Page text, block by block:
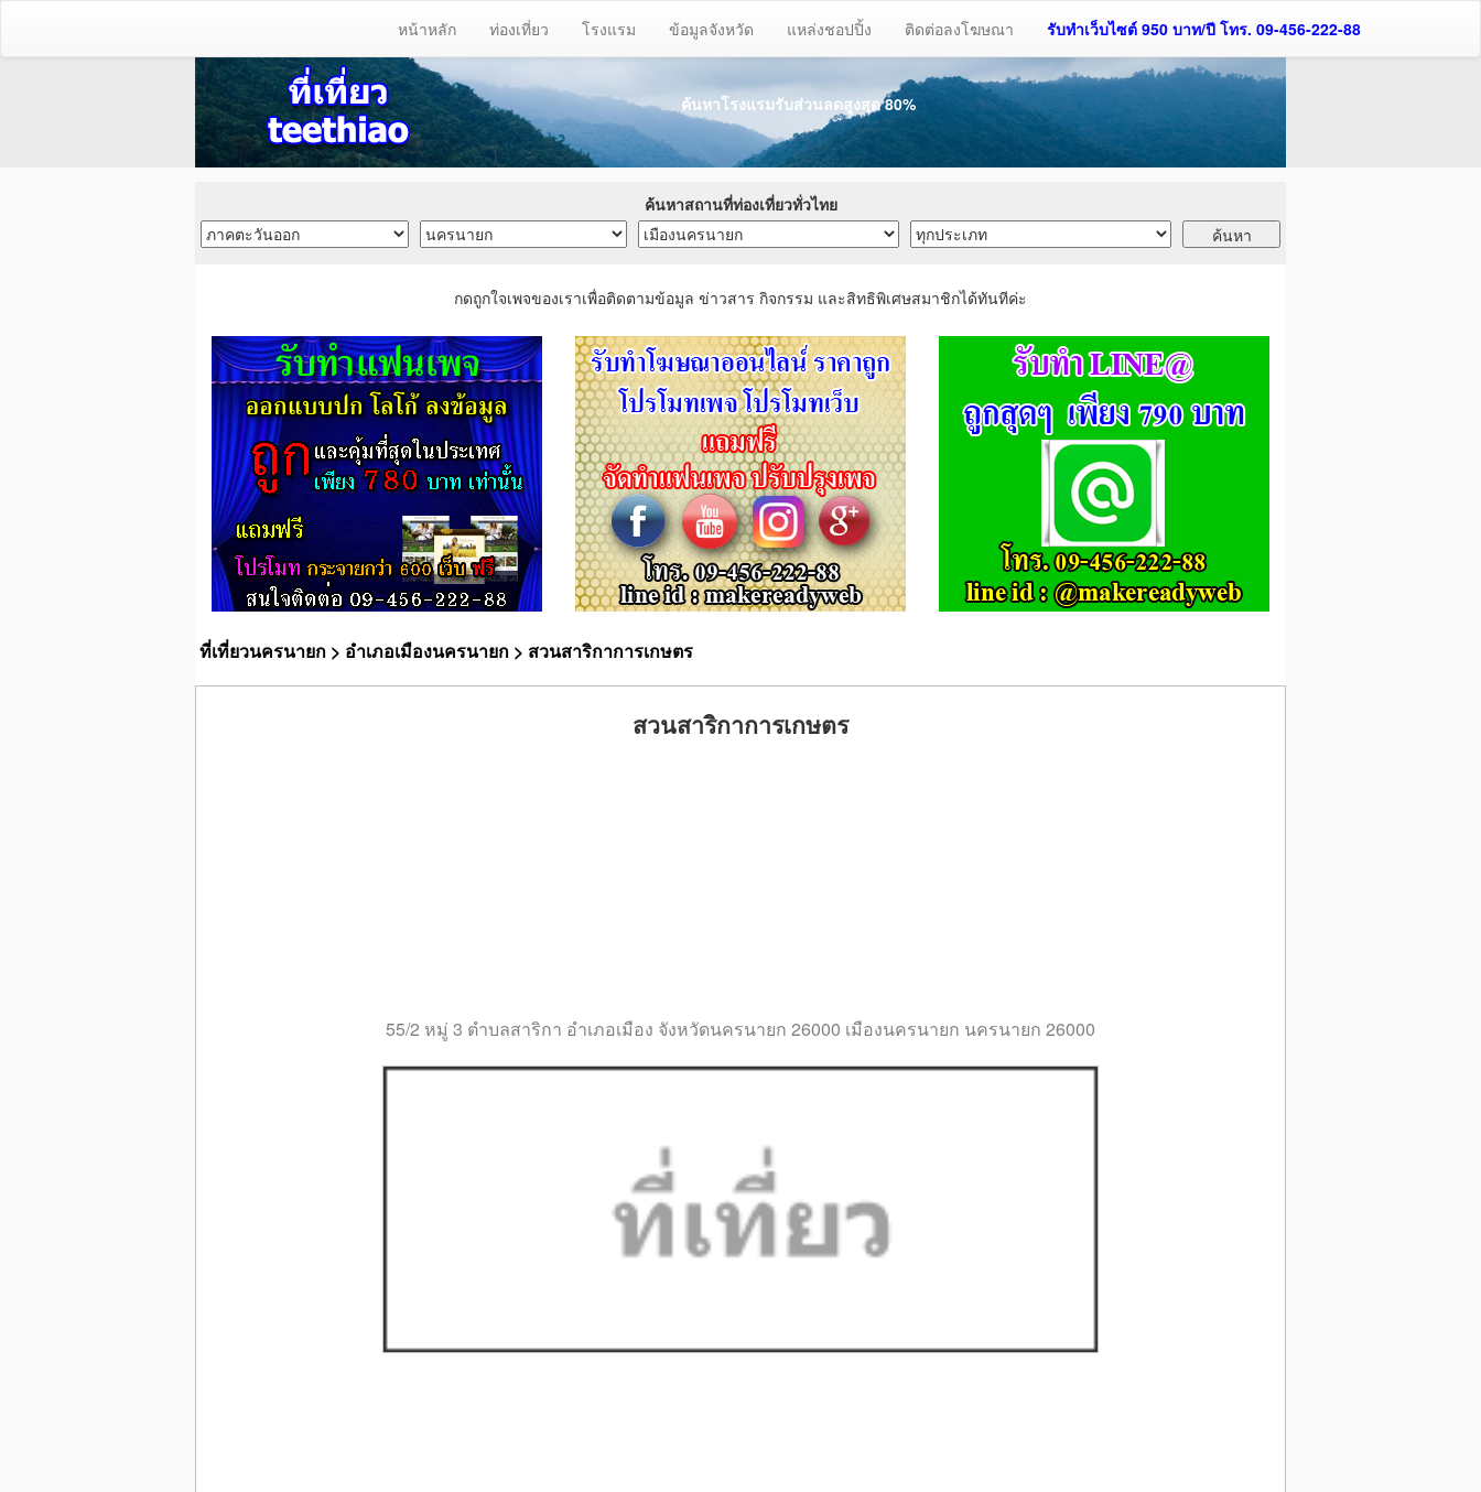
หน้าหลัก ท่องเที่ยว โรงแรม ข้อมูลจังหวัด แหล่งชอปปิ้ง ติดต่อลงโฆษณา รับทำเว็บไซต์ 950 บาท/ปี โทร. 09-456-222-88
ค้นหาโรงแรมรับส่วนลดสูงสุด 80%
ค้นหาสถานที่ท่องเที่ยวทั่วไทย
กดถูกใจเพจของเราเพื่อติดตามข้อมูล ข่าวสาร กิจกรรม และสิทธิพิเศษสมาชิกได้ทันทีค่ะ
ที่เที่ยวนครนายก > อำเภอเมืองนครนายก > สวนสาริกาการเกษตร
สวนสาริกาการเกษตร
55/2 หมู่ 3 ตำบลสาริกา อำเภอเมือง จังหวัดนครนายก 26000 เมืองนครนายก นครนายก 26000